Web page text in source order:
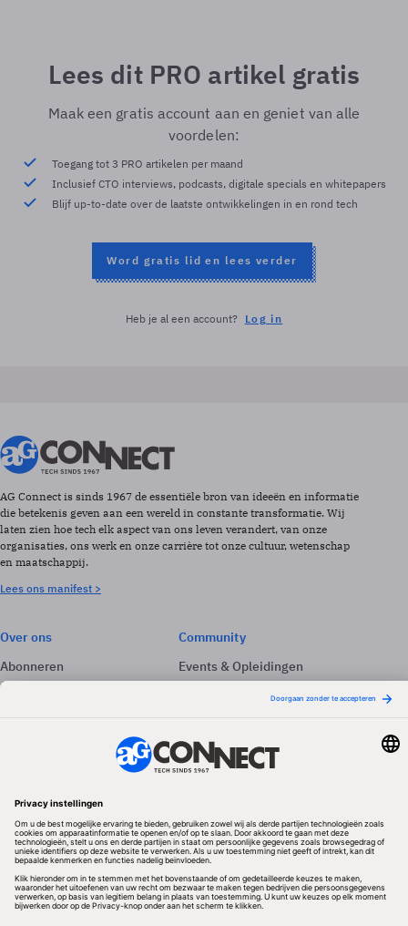
Lees dit PRO artikel gratis
Maak een gratis account aan en geniet van alle
voordelen:
Toegang tot 3 PRO artikelen per maand
Inclusief CTO interviews, podcasts, digitale specials en whitepapers
Blijf up-to-date over de laatste ontwikkelingen in en rond tech
Word gratis lid en lees verder
Heb je al een account? Log in
AG Connect is sinds 1967 de essentiële bron van ideeën en informatie
die betekenis geven aan een wereld in constante transformatie. Wij
laten zien hoe tech elk aspect van ons leven verandert, van onze
organisaties, ons werk en onze carrière tot onze cultuur, wetenschap
en maatschappij.
Lees ons manifest >
Over ons
Abonneren
Adverteren
Community
Events & Opleidingen
Nieuwsbrieven
Volg ons
Redactionele partner